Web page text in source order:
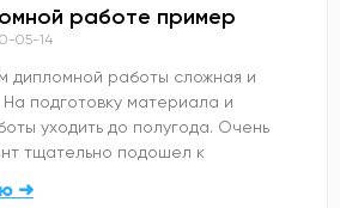
работе пример
05-14
дипломной работы сложная и
подготовку материала и
уходить до полугода. Очень
тщательно подошел к
➜